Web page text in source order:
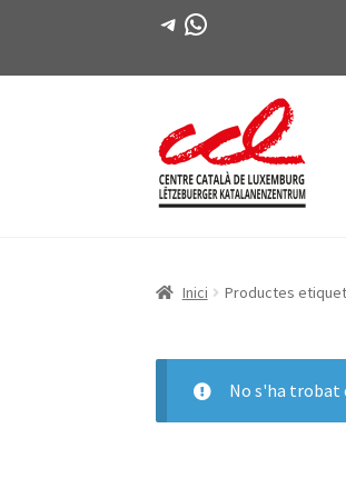
Telegram
WhatsApp
Salta
a
Vés
al
Inici Productes
No s'ha trobat